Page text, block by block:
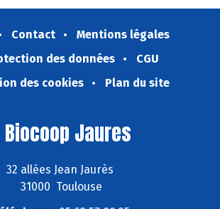
Contact
Mentions légales
des données
CGU
des cookies
Plan du site
Biocoop Jaures
32 allées Jean Jaurès
31000 Toulouse